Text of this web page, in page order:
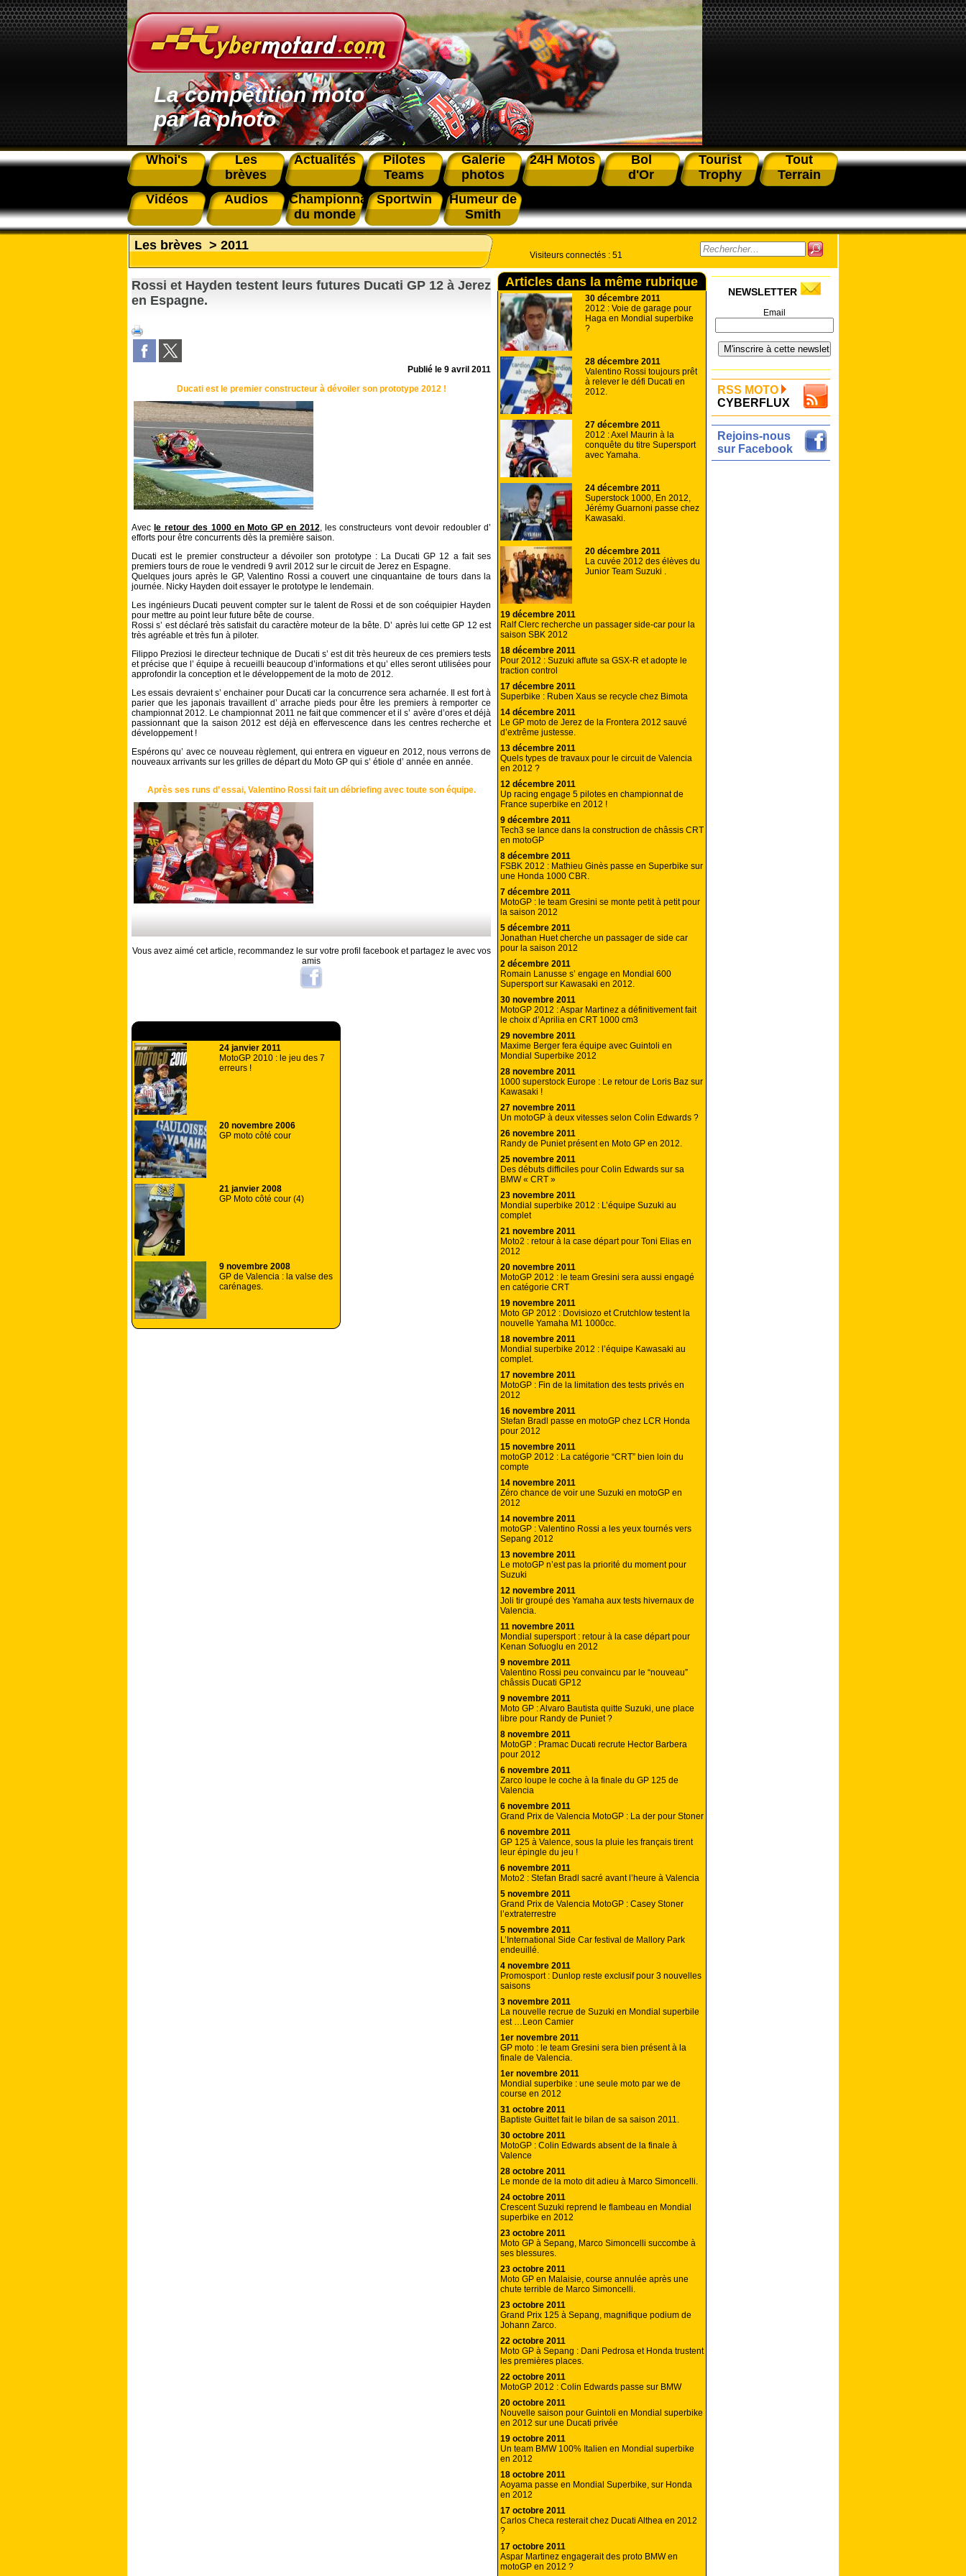
La compétition moto
par la photo
Whoi's
Les
brèves
Actualités
Pilotes
Teams
Galerie
photos
24H Motos
Bol
d'Or
Tourist
Trophy
Tout
Terrain
Vidéos
Audios
Championnat
du monde
Sportwin
Humeur de
Smith
Les brèves > 2011
Rossi et Hayden testent leurs futures Ducati GP 12 à Jerez
en Espagne.
Publié le 9 avril 2011
Ducati est le premier constructeur à dévoiler son prototype 2012 !
Avec le retour des 1000 en Moto GP en 2012, les constructeurs vont devoir redoubler d’
efforts pour être concurrents dès la première saison.
Ducati est le premier constructeur a dévoiler son prototype : La Ducati GP 12 a fait ses
premiers tours de roue le vendredi 9 avril 2012 sur le circuit de Jerez en Espagne.
Quelques jours après le GP, Valentino Rossi a couvert une cinquantaine de tours dans la
journée. Nicky Hayden doit essayer le prototype le lendemain.
Les ingénieurs Ducati peuvent compter sur le talent de Rossi et de son coéquipier Hayden
pour mettre au point leur future bête de course.
Rossi s’ est déclaré très satisfait du caractère moteur de la bête. D’ après lui cette GP 12 est
très agréable et très fun à piloter.
Filippo Preziosi le directeur technique de Ducati s’ est dit très heureux de ces premiers tests
et précise que l’ équipe à recueilli beaucoup d’informations et qu’ elles seront utilisées pour
approfondir la conception et le développement de la moto de 2012.
Les essais devraient s’ enchainer pour Ducati car la concurrence sera acharnée. Il est fort à
parier que les japonais travaillent d’ arrache pieds pour être les premiers à remporter ce
championnat 2012. Le championnat 2011 ne fait que commencer et il s’ avère d’ores et déjà
passionnant que la saison 2012 est déjà en effervescence dans les centres recherche et
développement !
Espérons qu’ avec ce nouveau règlement, qui entrera en vigueur en 2012, nous verrons de
nouveaux arrivants sur les grilles de départ du Moto GP qui s’ étiole d’ année en année.
Après ses runs d’ essai, Valentino Rossi fait un débriefing avec toute son équipe.
Vous avez aimé cet article, recommandez le sur votre profil facebook et partagez le avec vos
amis
24 janvier 2011
MotoGP 2010 : le jeu des 7
erreurs !
20 novembre 2006
GP moto côté cour
21 janvier 2008
GP Moto côté cour (4)
9 novembre 2008
GP de Valencia : la valse des
carénages.
Visiteurs connectés : 51
Articles dans la même rubrique
30 décembre 2011
2012 : Voie de garage pour
Haga en Mondial superbike
?
28 décembre 2011
Valentino Rossi toujours prêt
à relever le défi Ducati en
2012.
27 décembre 2011
2012 : Axel Maurin à la
conquête du titre Supersport
avec Yamaha.
24 décembre 2011
Superstock 1000, En 2012,
Jérémy Guarnoni passe chez
Kawasaki.
20 décembre 2011
La cuvée 2012 des élèves du
Junior Team Suzuki .
19 décembre 2011
Ralf Clerc recherche un passager side-car pour la
saison SBK 2012
18 décembre 2011
Pour 2012 : Suzuki affute sa GSX-R et adopte le
traction control
17 décembre 2011
Superbike : Ruben Xaus se recycle chez Bimota
14 décembre 2011
Le GP moto de Jerez de la Frontera 2012 sauvé
d’extrême justesse.
13 décembre 2011
Quels types de travaux pour le circuit de Valencia
en 2012 ?
12 décembre 2011
Up racing engage 5 pilotes en championnat de
France superbike en 2012 !
9 décembre 2011
Tech3 se lance dans la construction de châssis CRT
en motoGP
8 décembre 2011
FSBK 2012 : Mathieu Ginès passe en Superbike sur
une Honda 1000 CBR.
7 décembre 2011
MotoGP : le team Gresini se monte petit à petit pour
la saison 2012
5 décembre 2011
Jonathan Huet cherche un passager de side car
pour la saison 2012
2 décembre 2011
Romain Lanusse s’ engage en Mondial 600
Supersport sur Kawasaki en 2012.
30 novembre 2011
MotoGP 2012 : Aspar Martinez a définitivement fait
le choix d’Aprilia en CRT 1000 cm3
29 novembre 2011
Maxime Berger fera équipe avec Guintoli en
Mondial Superbike 2012
28 novembre 2011
1000 superstock Europe : Le retour de Loris Baz sur
Kawasaki !
27 novembre 2011
Un motoGP à deux vitesses selon Colin Edwards ?
26 novembre 2011
Randy de Puniet présent en Moto GP en 2012.
25 novembre 2011
Des débuts difficiles pour Colin Edwards sur sa
BMW « CRT »
23 novembre 2011
Mondial superbike 2012 : L’équipe Suzuki au
complet
21 novembre 2011
Moto2 : retour à la case départ pour Toni Elias en
2012
20 novembre 2011
MotoGP 2012 : le team Gresini sera aussi engagé
en catégorie CRT
19 novembre 2011
Moto GP 2012 : Dovisiozo et Crutchlow testent la
nouvelle Yamaha M1 1000cc.
18 novembre 2011
Mondial superbike 2012 : l’équipe Kawasaki au
complet.
17 novembre 2011
MotoGP : Fin de la limitation des tests privés en
2012
16 novembre 2011
Stefan Bradl passe en motoGP chez LCR Honda
pour 2012
15 novembre 2011
motoGP 2012 : La catégorie “CRT” bien loin du
compte
14 novembre 2011
Zéro chance de voir une Suzuki en motoGP en
2012
14 novembre 2011
motoGP : Valentino Rossi a les yeux tournés vers
Sepang 2012
13 novembre 2011
Le motoGP n’est pas la priorité du moment pour
Suzuki
12 novembre 2011
Joli tir groupé des Yamaha aux tests hivernaux de
Valencia.
11 novembre 2011
Mondial supersport : retour à la case départ pour
Kenan Sofuoglu en 2012
9 novembre 2011
Valentino Rossi peu convaincu par le “nouveau”
châssis Ducati GP12
9 novembre 2011
Moto GP : Alvaro Bautista quitte Suzuki, une place
libre pour Randy de Puniet ?
8 novembre 2011
MotoGP : Pramac Ducati recrute Hector Barbera
pour 2012
6 novembre 2011
Zarco loupe le coche à la finale du GP 125 de
Valencia
6 novembre 2011
Grand Prix de Valencia MotoGP : La der pour Stoner
6 novembre 2011
GP 125 à Valence, sous la pluie les français tirent
leur épingle du jeu !
6 novembre 2011
Moto2 : Stefan Bradl sacré avant l’heure à Valencia
5 novembre 2011
Grand Prix de Valencia MotoGP : Casey Stoner
l’extraterrestre
5 novembre 2011
L’International Side Car festival de Mallory Park
endeuillé.
4 novembre 2011
Promosport : Dunlop reste exclusif pour 3 nouvelles
saisons
3 novembre 2011
La nouvelle recrue de Suzuki en Mondial superbile
est …Leon Camier
1er novembre 2011
GP moto : le team Gresini sera bien présent à la
finale de Valencia.
1er novembre 2011
Mondial superbike : une seule moto par we de
course en 2012
31 octobre 2011
Baptiste Guittet fait le bilan de sa saison 2011.
30 octobre 2011
MotoGP : Colin Edwards absent de la finale à
Valence
28 octobre 2011
Le monde de la moto dit adieu à Marco Simoncelli.
24 octobre 2011
Crescent Suzuki reprend le flambeau en Mondial
superbike en 2012
23 octobre 2011
Moto GP à Sepang, Marco Simoncelli succombe à
ses blessures.
23 octobre 2011
Moto GP en Malaisie, course annulée après une
chute terrible de Marco Simoncelli.
23 octobre 2011
Grand Prix 125 à Sepang, magnifique podium de
Johann Zarco.
22 octobre 2011
Moto GP à Sepang : Dani Pedrosa et Honda trustent
les premières places.
22 octobre 2011
MotoGP 2012 : Colin Edwards passe sur BMW
20 octobre 2011
Nouvelle saison pour Guintoli en Mondial superbike
en 2012 sur une Ducati privée
19 octobre 2011
Un team BMW 100% Italien en Mondial superbike
en 2012
18 octobre 2011
Aoyama passe en Mondial Superbike, sur Honda
en 2012
17 octobre 2011
Carlos Checa resterait chez Ducati Althea en 2012
?
17 octobre 2011
Aspar Martinez engagerait des proto BMW en
motoGP en 2012 ?
NEWSLETTER
Email
RSS MOTO
CYBERFLUX
Rejoins-nous
sur Facebook